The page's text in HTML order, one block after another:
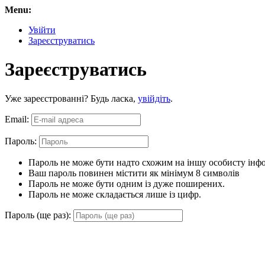
Menu:
Увійти
Зареєструватись
Зареєструватись
Уже зареєстрованні? Будь ласка, увійдіть.
Email:
Пароль:
Пароль не може бути надто схожим на іншу особисту
Ваш пароль повинен містити як мінімум 8 символів
Пароль не може бути одним із дуже поширених.
Пароль не може складається лише із цифр.
Пароль (ще раз):